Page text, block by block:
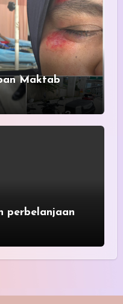
Maktab
perbelanjaan